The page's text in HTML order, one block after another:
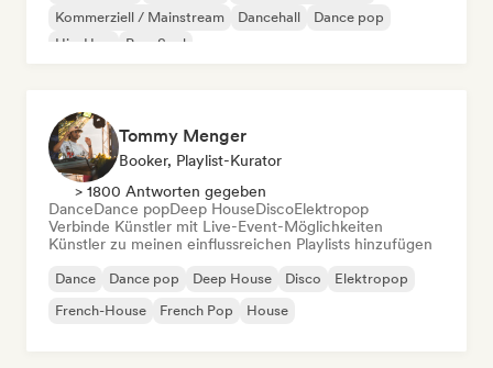
Kommerziell / Mainstream
Dancehall
Dance pop
Hip-Hop
Pop-Soul
Tommy Menger
Booker, Playlist-Kurator
> 1800 Antworten gegeben
DanceDance popDeep HouseDiscoElektropop
Verbinde Künstler mit Live-Event-Möglichkeiten
Künstler zu meinen einflussreichen Playlists hinzufügen
Dance Dance pop Deep House Disco
Elektropop
French-House
French Pop House